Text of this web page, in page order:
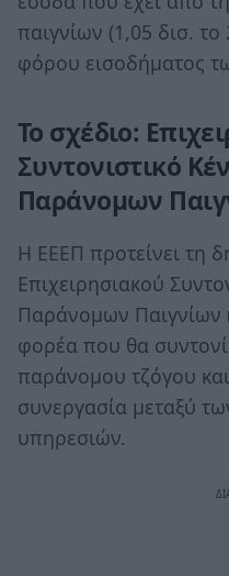
παιγνίων (1,05 δισ.
φόρου εισοδήματος
Το σχέδιο:
Συντονιστικό
Παράνομων
Η ΕΕΕΠ προτείνει τη
Επιχειρησιακού
Παράνομων Παιγνίων
φορέα που θα
παράνομου τζόγου
συνεργασία μεταξύ
υπηρεσιών.